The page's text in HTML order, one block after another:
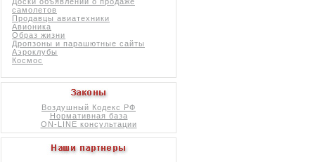
самолетов
Продавцы авиатехники
Авионика
Образ жизни
Дропзоны и парашютные сайты
Аэроклубы
Космос
Воздушный Кодекс РФ
Нормативная база
ON-LINE консультации